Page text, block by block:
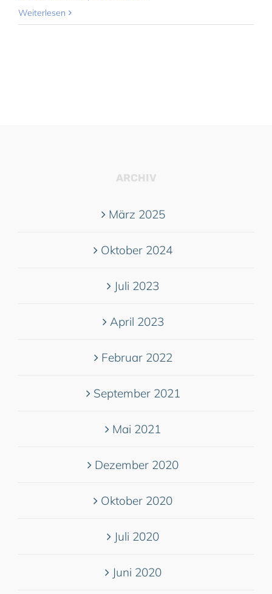
Weiterlesen
ARCHIV
März 2025
Oktober 2024
Juli 2023
April 2023
Februar 2022
September 2021
Mai 2021
Dezember 2020
Oktober 2020
Juli 2020
Juni 2020